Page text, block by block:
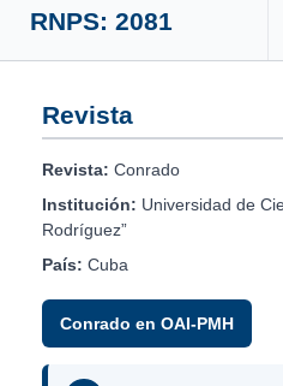
RNPS: 2081
Revista
Revista: Conrado
Institución: Universidad de
Rodríguez”
País: Cuba
Conrado en OAI-PMH